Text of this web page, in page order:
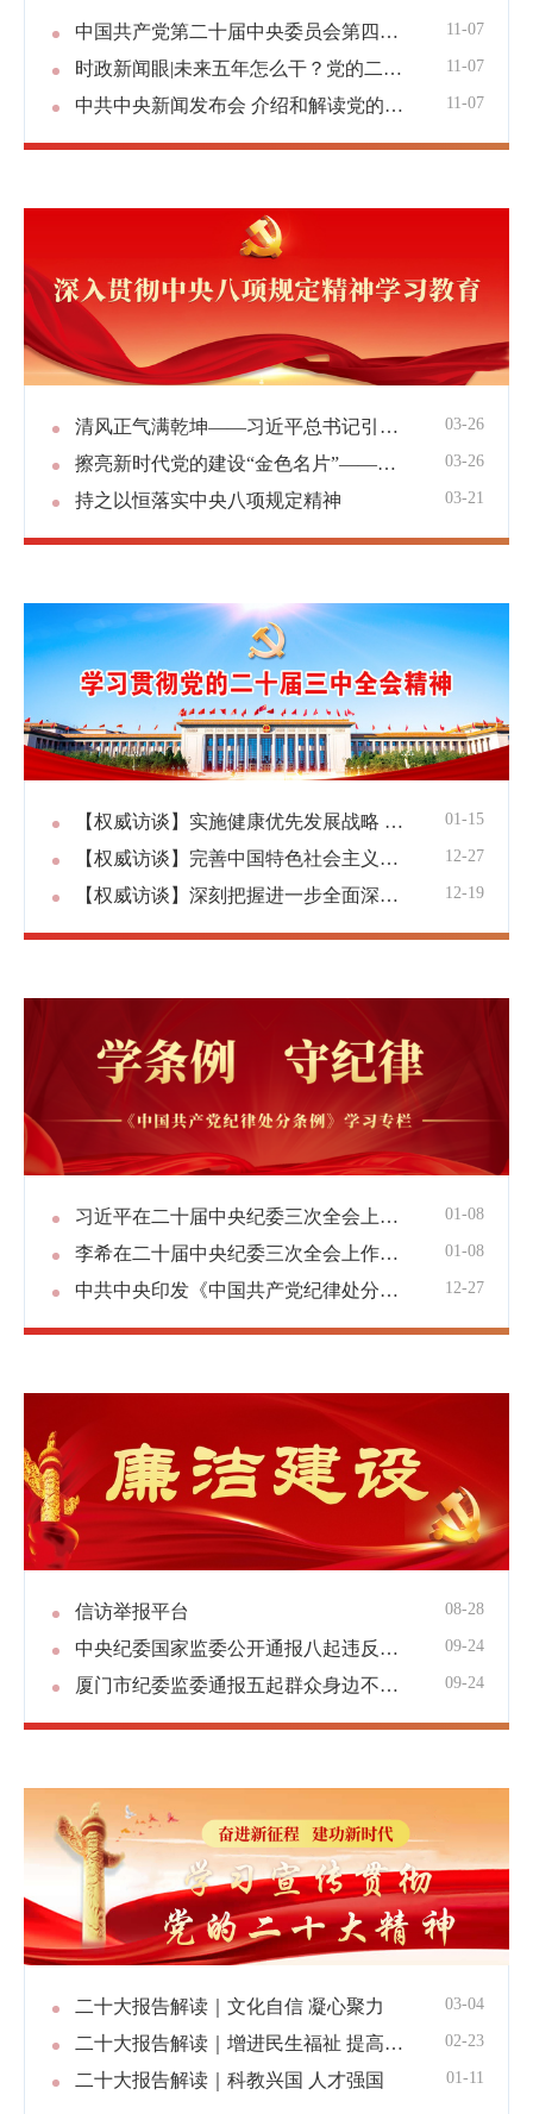
中国共产党第二十届中央委员会第四次全体会议在京举行 11-07
时政新闻眼|未来五年怎么干？党的二十届四中全会擘画发展蓝图 11-07
中共中央新闻发布会 介绍和解读党的二十届四中全会精神（实况） 11-07
清风正气满乾坤——习近平总书记引领全党锲而不舍 贯彻落实中央八项规定精神 03-26
擦亮新时代党的建设“金色名片”——以习近平同志为核心的党中央贯彻执行中央八项规定、推进作风建设纪实 03-26
持之以恒落实中央八项规定精神 03-21
【权威访谈】实施健康优先发展战略 为中国式现代化筑牢健康根基 01-15
【权威访谈】完善中国特色社会主义法治体系 切实保障国家长治久安 12-27
【权威访谈】深刻把握进一步全面深化改革的总目标 12-19
习近平在二十届中央纪委三次全会上发表重要讲话强调 深入推进党的自我革命 坚决打赢反腐败斗争攻坚战持久战 01-08
李希在二十届中央纪委三次全会上作工作报告 01-08
中共中央印发《中国共产党纪律处分条例》 12-27
信访举报平台 08-28
中央纪委国家监委公开通报八起违反中央八项规定精神典型问题 09-24
厦门市纪委监委通报五起群众身边不正之风和腐败问题典型案例 09-24
二十大报告解读｜文化自信 凝心聚力 03-04
二十大报告解读｜增进民生福祉 提高生活品质 02-23
二十大报告解读｜科教兴国 人才强国 01-11